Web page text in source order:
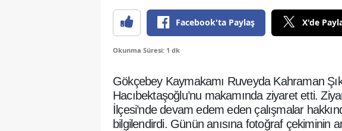
Facebook'ta Paylaş X'de
Okunma Süresi: 1 dk
Gökçebey Kaymakamı Ruveyda Kahraman
Hacıbektaşoğlu’nu makamında ziyaret etti.
İlçesi’nde devam edem eden çalışmalar
bilgilendirdi. Günün anısına fotoğraf çekiminin